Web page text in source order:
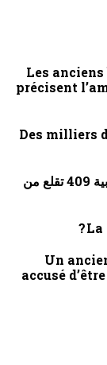
Les
précisent
Des milliers
لبنان / تاريخ: تحطم رحلة الخطوط الجوية الإثيوبية 409 تقلع من
La
Un
accusé